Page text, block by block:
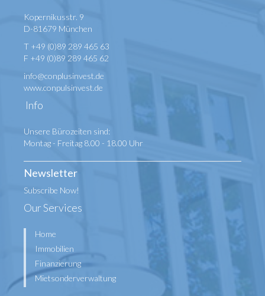
Kopernikusstr. 9
D-81679 München
T +49 (0)89 289 465 63
F +49 (0)89 289 465 62
info@conplusinvest.de
www.conpulsinvest.de
Info
Unsere Bürozeiten sind:
Montag - Freitag 8.00 - 18.00 Uhr
Newsletter
Subscribe Now!
Our Services
Home
Immobilien
Finanzierung
Mietsonderverwaltung